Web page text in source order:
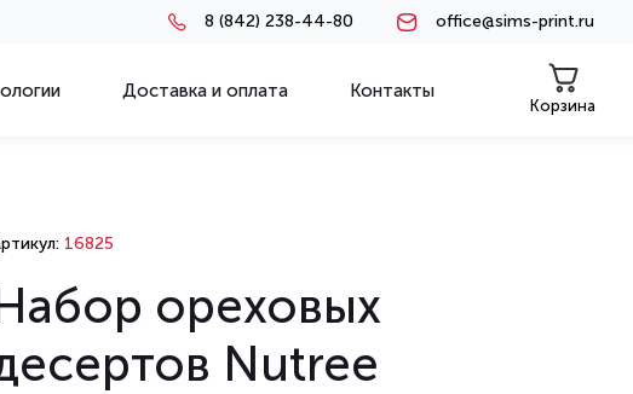
8 (842) 238-44-80 office@sims-print.ru
Доставка и оплата Контакты
Корзина
16825
ореховых
Nutree